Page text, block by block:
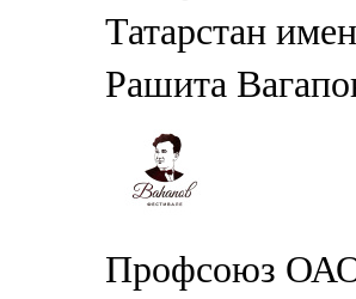
Татарстан
Рашита
Профсоюз